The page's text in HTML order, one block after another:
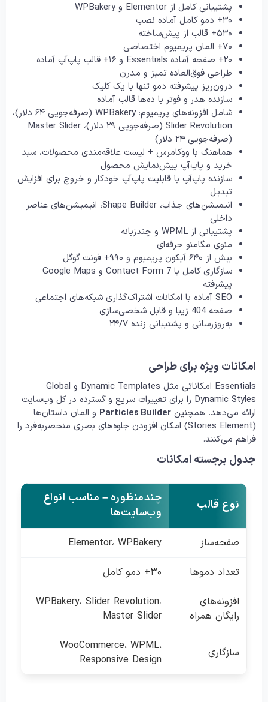
پشتیبانی کامل از Elementor و WPBakery
۳۰+ دمو کامل آماده نصب
۵۳۰+ قالب از پیش‌ساخته
۷۰+ المان پریمیوم اختصاصی
۲۰+ صفحه آماده Essentials و ۱۶+ قالب پاپ‌آپ آماده
طراحی فوق‌العاده تمیز و مدرن
درون‌ریز پیشرفته دمو تنها با یک کلیک
سازنده هدر و فوتر با ده‌ها قالب آماده
شامل افزونه‌های پریمیوم: WPBakery (صرفه‌جویی ۶۴ دلار)،
Slider Revolution (صرفه‌جویی ۲۹ دلار)، Master Slider
(صرفه‌جویی ۲۴ دلار)
هماهنگ با ووکامرس + لیست علاقه‌مندی محصولات، سبد
خرید و پاپ‌آپ پیش‌نمایش محصول
سازنده پاپ‌آپ با قابلیت پاپ‌آپ خودکار و خروج برای افزایش
تبدیل
انیمیشن‌های جذاب، Shape Builder، انیمیشن‌های عناصر
داخلی
پشتیبانی از WPML و چندزبانه
منوی مگامنو حرفه‌ای
بیش از ۶۴۰ آیکون پریمیوم و ۹۹۰+ فونت گوگل
سازگاری کامل با Contact Form 7 و Google Maps
پیشرفته
SEO آماده با امکانات اشتراک‌گذاری شبکه‌های اجتماعی
صفحه 404 زیبا و قابل شخصی‌سازی
به‌روزرسانی و پشتیبانی زنده ۲۴/۷
امکانات ویژه برای طراحی
Essentials امکاناتی مثل Dynamic Templates و Global
Dynamic Styles را برای تغییرات سریع و گسترده در کل وب‌سایت
ارائه می‌دهد. همچنین Particles Builder و المان داستان‌ها
(Stories Element) امکان افزودن جلوه‌های بصری منحصربه‌فرد را
فراهم می‌کنند.
جدول برجسته امکانات
نوع قالب
چندمنظوره – مناسب انواع
وب‌سایت‌ها
صفحه‌ساز Elementor، WPBakery
تعداد دموها ۳۰+ دمو کامل
افزونه‌های
رایگان همراه
WPBakery، Slider Revolution،
Master Slider
سازگاری
WooCommerce، WPML،
Responsive Design